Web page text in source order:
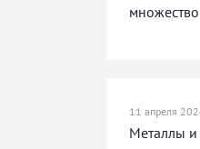
11 апреля
Металлы